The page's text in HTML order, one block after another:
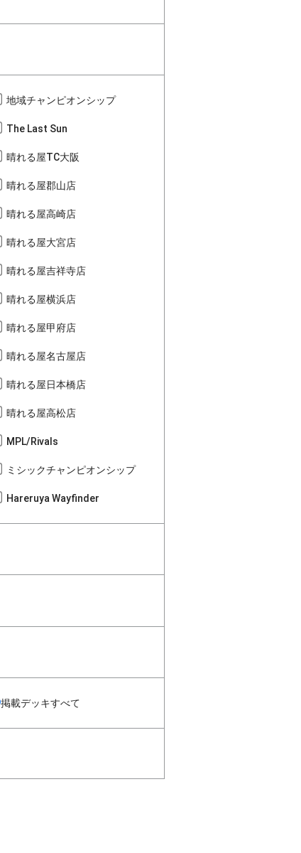
地域チャンピオンシップ
The Last Sun
晴れる屋TC大阪
晴れる屋郡山店
晴れる屋高崎店
晴れる屋大宮店
晴れる屋吉祥寺店
晴れる屋横浜店
晴れる屋甲府店
晴れる屋名古屋店
晴れる屋日本橋店
晴れる屋高松店
MPL/Rivals
ミシックチャンピオンシップ
Hareruya Wayfinder
掲載デッキすべて